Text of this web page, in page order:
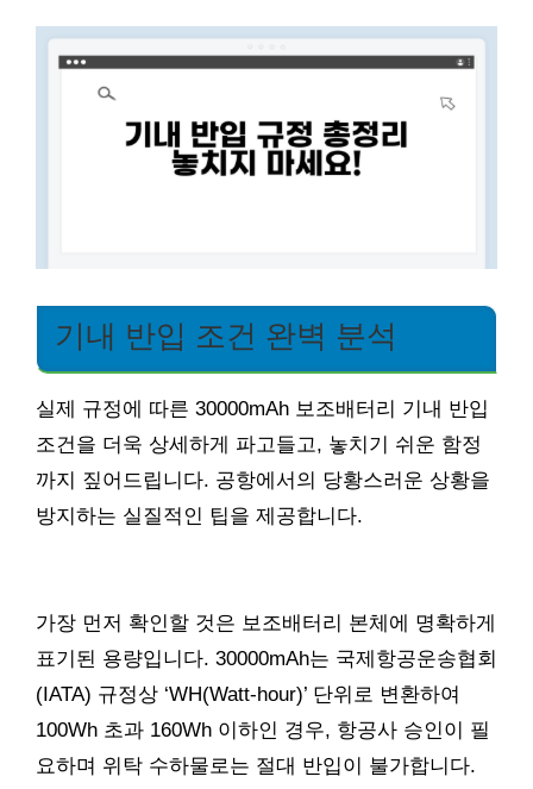
기내 반입 조건 완벽 분석
실제 규정에 따른 30000mAh 보조배터리 기내 반입
조건을 더욱 상세하게 파고들고, 놓치기 쉬운 함정
까지 짚어드립니다. 공항에서의 당황스러운 상황을
방지하는 실질적인 팁을 제공합니다.
가장 먼저 확인할 것은 보조배터리 본체에 명확하게
표기된 용량입니다. 30000mAh는 국제항공운송협회
(IATA) 규정상 ‘WH(Watt-hour)’ 단위로 변환하여
100Wh 초과 160Wh 이하인 경우, 항공사 승인이 필
요하며 위탁 수하물로는 절대 반입이 불가합니다.